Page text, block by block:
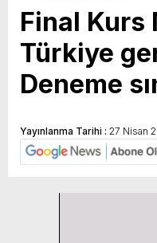
Final Kurs
Türkiye
Deneme
Yayınlanma Tarihi : 27 Nisan